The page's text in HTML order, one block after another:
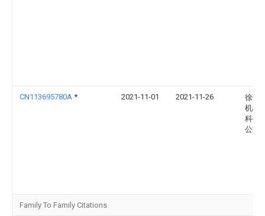
CN113695780A * 2021-11-01 2021-11-26
徐州
机械
科技
公司
Family To Family Citations